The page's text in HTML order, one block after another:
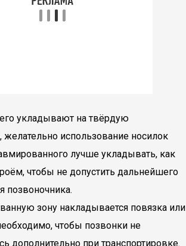
укладывают на твёрдую
желательно использование носилок
лучше укладывать, как
чтобы не допустить дальнейшего
позвоночника.
зону накладывается повязка или
чтобы позвонки не
дополнительно при транспортировке.